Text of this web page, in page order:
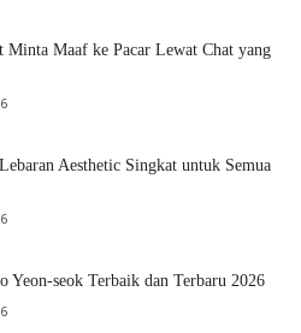
Minta Maaf ke Pacar Lewat Chat yang
Aesthetic Singkat untuk Semua
Yeon-seok Terbaik dan Terbaru 2026